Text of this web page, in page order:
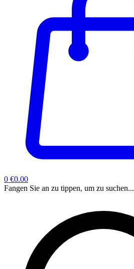
0 €0.00
Fangen Sie an zu tippen, um zu suchen...